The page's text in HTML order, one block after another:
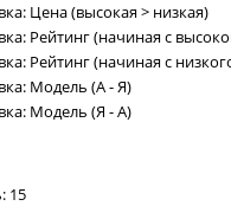
Цена (высокая > низкая)
Рейтинг (начиная с
Рейтинг (начиная с
Модель (А - Я)
Модель (Я - А)
15